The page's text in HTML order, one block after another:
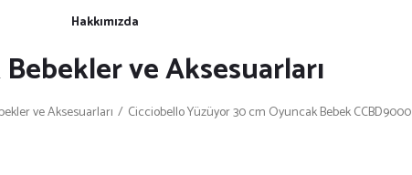
Hakkımızda
ve Aksesuarları
ve Aksesuarları Cicciobello Yüzüyor 30 cm Oyuncak Bebek CCBD9000